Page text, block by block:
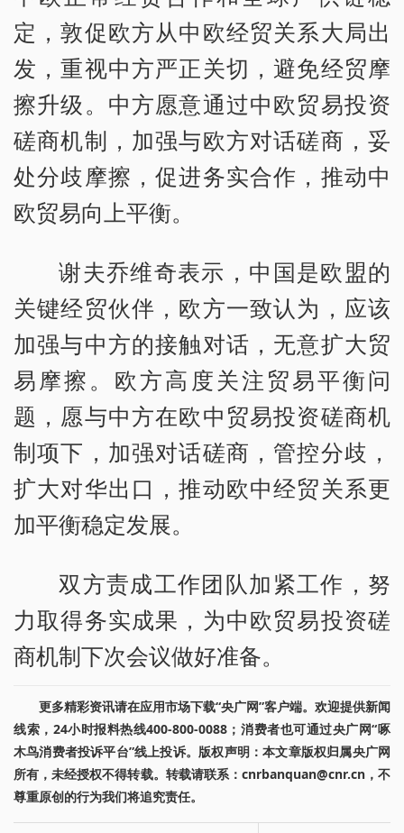
定，敦促欧方从中欧经贸关系大局出
发，重视中方严正关切，避免经贸摩
擦升级。中方愿意通过中欧贸易投资
磋商机制，加强与欧方对话磋商，妥
处分歧摩擦，促进务实合作，推动中
欧贸易向上平衡。
谢夫乔维奇表示，中国是欧盟的
关键经贸伙伴，欧方一致认为，应该
加强与中方的接触对话，无意扩大贸
易摩擦。欧方高度关注贸易平衡问
题，愿与中方在欧中贸易投资磋商机
制项下，加强对话磋商，管控分歧，
扩大对华出口，推动欧中经贸关系更
加平衡稳定发展。
双方责成工作团队加紧工作，努
力取得务实成果，为中欧贸易投资磋
商机制下次会议做好准备。
更多精彩资讯请在应用市场下载“央广网”客户端。欢迎提供新闻
线索，24小时报料热线400-800-0088；消费者也可通过央广网“啄
木鸟消费者投诉平台”线上投诉。版权声明：本文章版权归属央广网
所有，未经授权不得转载。转载请联系：cnrbanquan@cnr.cn，不
尊重原创的行为我们将追究责任。